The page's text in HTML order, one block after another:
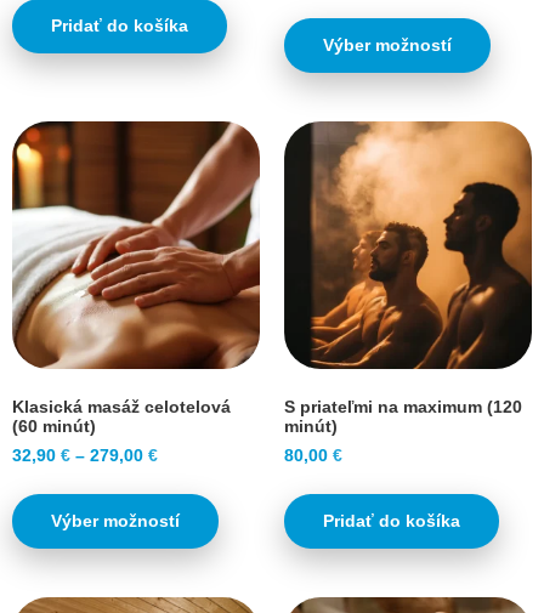
Pridať do košíka
Výber možností
Klasická masáž celotelová
(60 minút)
32,90 € – 279,00 €
Výber možností
S priateľmi na maximum (120
minút)
80,00 €
Pridať do košíka